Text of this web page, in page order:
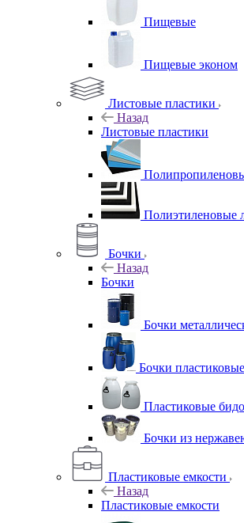
Пищевые
Пищевые эконом
Листовые пластики
Назад
Листовые пластики
Полиэтиленовые
Бочки
Назад
Бочки
Бочки
Бочки пластиковые
Пластиковые
Бочки из
Пластиковые емкости
Назад
Пластиковые емкости